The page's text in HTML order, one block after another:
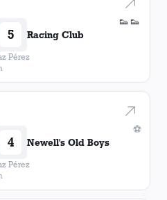
👟 👟
5 Racing Club
Pérez
⚽
4 Newell's Old Boys
Pérez